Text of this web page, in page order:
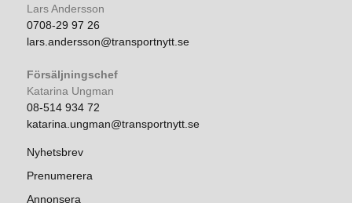
Lars Andersson
0708-29 97 26
lars.andersson@transportnytt.se
Försäljningschef
Katarina Ungman
08-514 934 72
katarina.ungman@transportnytt.se
Nyhetsbrev
Prenumerera
Annonsera